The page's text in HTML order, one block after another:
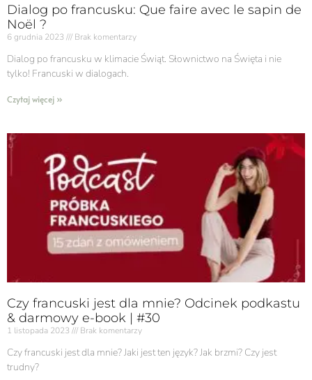
Dialog po francusku: Que faire avec le sapin de
Noël ?
6 grudnia 2023 Brak komentarzy
Dialog po francusku w klimacie Świąt. Słownictwo na Święta i nie
tylko! Francuski w dialogach.
Czytaj więcej »
Czy francuski jest dla mnie? Odcinek podkastu
& darmowy e-book | #30
1 listopada 2023 Brak komentarzy
Czy francuski jest dla mnie? Jaki jest ten język? Jak brzmi? Czy jest
trudny?